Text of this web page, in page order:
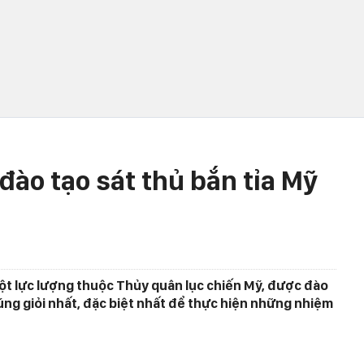
tạo sát thủ bắn tỉa Mỹ
lực lượng thuộc Thủy quân lục chiến Mỹ, được đào
giỏi nhất, đặc biệt nhất để thực hiện những nhiệm